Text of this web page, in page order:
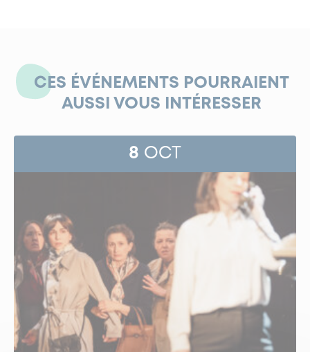
CES ÉVÉNEMENTS POURRAIENT
AUSSI VOUS INTÉRESSER
8 OCT